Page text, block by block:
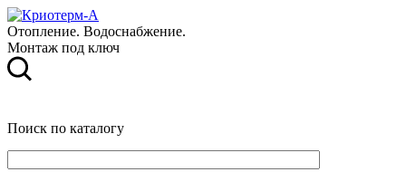
Отопление. Водоснабжение.
Монтаж под ключ
Поиск по каталогу